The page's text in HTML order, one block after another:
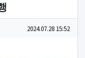
작성일
2024.07.28 15:52